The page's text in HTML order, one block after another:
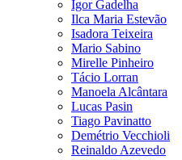
Igor Gadelha
Ilca Maria Estevão
Isadora Teixeira
Mario Sabino
Mirelle Pinheiro
Tácio Lorran
Manoela Alcântara
Lucas Pasin
Tiago Pavinatto
Demétrio Vecchioli
Reinaldo Azevedo